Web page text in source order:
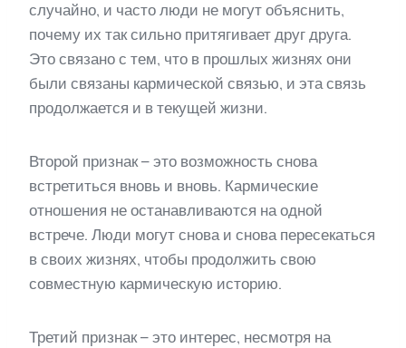
случайно, и часто люди не могут объяснить,
почему их так сильно притягивает друг друга.
Это связано с тем, что в прошлых жизнях они
были связаны кармической связью, и эта связь
продолжается и в текущей жизни.
Второй признак – это возможность снова
встретиться вновь и вновь. Кармические
отношения не останавливаются на одной
встрече. Люди могут снова и снова пересекаться
в своих жизнях, чтобы продолжить свою
совместную кармическую историю.
Третий признак – это интерес, несмотря на